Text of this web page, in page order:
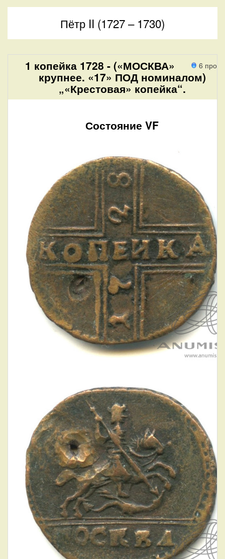
Пётр II (1727 – 1730)
6
1 копейка 1728 - («МОСКВА»
крупнее. «17» ПОД номиналом)
„«Крестовая» копейка“.
Состояние VF